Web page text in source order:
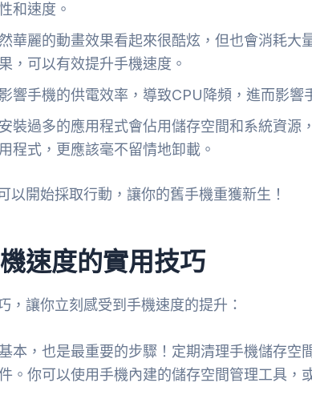
和速度。
華麗的動畫效果看起來很酷炫，但也會消耗大
，可以有效提升手機速度。
響手機的供電效率，導致CPU降頻，進而影響
安裝過多的應用程式會佔用儲存空間和系統資源
程式，更應該毫不留情地卸載。
以開始採取行動，讓你的舊手機重獲新生！
速度的實用技巧
，讓你立刻感受到手機速度的提升：
本，也是最重要的步驟！定期清理手機儲存空
。你可以使用手機內建的儲存空間管理工具，